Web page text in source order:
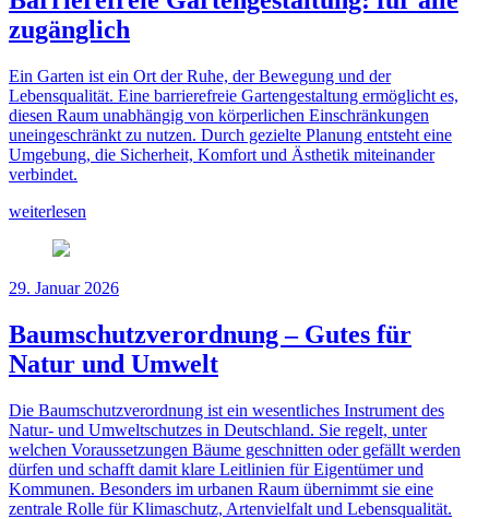
zugänglich
Ein Garten ist ein Ort der Ruhe, der Bewegung und der
Lebensqualität. Eine barrierefreie Gartengestaltung ermöglicht es,
diesen Raum unabhängig von körperlichen Einschränkungen
uneingeschränkt zu nutzen. Durch gezielte Planung entsteht eine
Umgebung, die Sicherheit, Komfort und Ästhetik miteinander
verbindet.
weiterlesen
29. Januar 2026
Baumschutzverordnung – Gutes für
Natur und Umwelt
Die Baumschutzverordnung ist ein wesentliches Instrument des
Natur- und Umweltschutzes in Deutschland. Sie regelt, unter
welchen Voraussetzungen Bäume geschnitten oder gefällt werden
dürfen und schafft damit klare Leitlinien für Eigentümer und
Kommunen. Besonders im urbanen Raum übernimmt sie eine
zentrale Rolle für Klimaschutz, Artenvielfalt und Lebensqualität.